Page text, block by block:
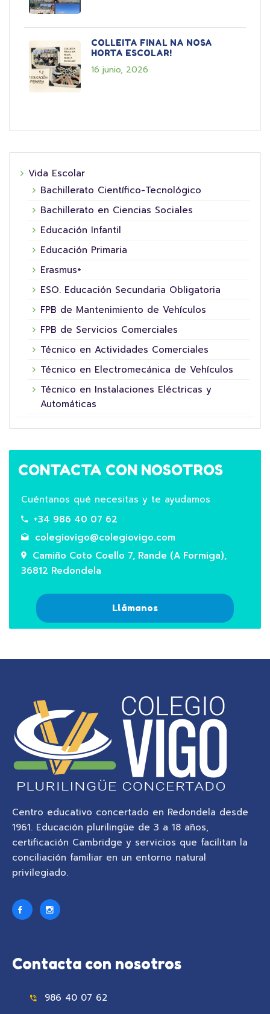
COLLEITA FINAL NA NOSA
HORTA ESCOLAR!
16 junio, 2026
Vida Escolar
Bachillerato Científico-Tecnológico
Bachillerato en Ciencias Sociales
Educación Infantil
Educación Primaria
Erasmus+
ESO. Educación Secundaria Obligatoria
FPB de Mantenimiento de Vehículos
FPB de Servicios Comerciales
Técnico en Actividades Comerciales
Técnico en Electromecánica de Vehículos
Técnico en Instalaciones Eléctricas y
Automáticas
CONTACTA CON NOSOTROS
Cuéntanos qué necesitas y te ayudamos
+34 986 40 07 62
colegiovigo@colegiovigo.com
Camiño Coto Coello 7, Rande (A Formiga),
36812 Redondela
Llámanos
Centro educativo concertado en Redondela desde
1961. Educación plurilingüe de 3 a 18 años,
certificación Cambridge y servicios que facilitan la
conciliación familiar en un entorno natural
privilegiado.
Contacta con nosotros
986 40 07 62